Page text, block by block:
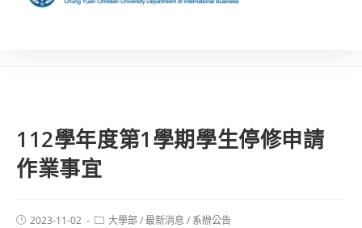
112學年度第1學期學生停修申請
作業事宜
2023-11-02 大學部/最新消息 / 系辦公告